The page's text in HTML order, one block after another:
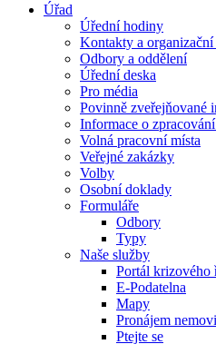
Úřad
Úřední hodiny
Kontakty a organizační
Odbory a oddělení
Úřední deska
Pro média
Povinně zveřejňované
Informace o
Volná pracovní místa
Veřejné zakázky
Volby
Osobní doklady
Formuláře
Odbory
Typy
Naše služby
Portál krizového
E-Podatelna
Mapy
Pronájem
Ptejte se